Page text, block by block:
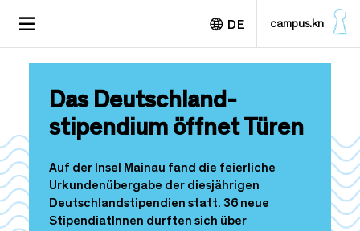
m
n
h
TOGGLE
DE campus.kn
Das Deutschland­
stipendium öffnet Türen
Auf der Insel Mainau fand die feierliche
Urkundenübergabe der diesjährigen
Deutschlandstipendien statt. 36 neue
StipendiatInnen durften sich über